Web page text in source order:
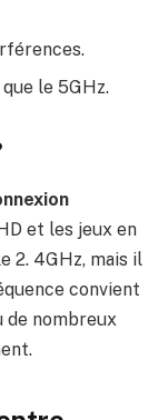
le 5GHz.
et les jeux en
2. 4GHz, mais il
convient
de nombreux